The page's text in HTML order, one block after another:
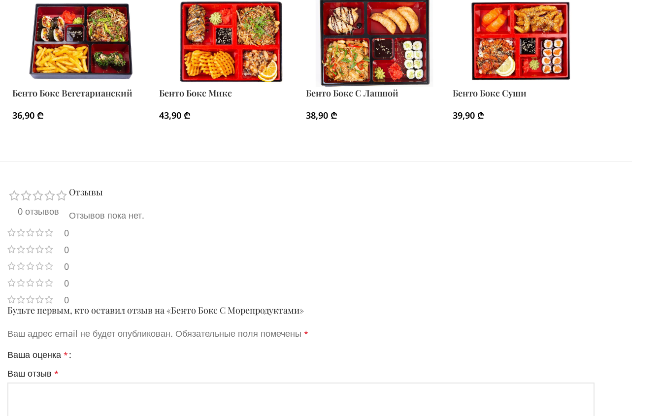
Бенто Бокс Вегетарианский
36,90 ₾
Бенто Бокс Микс
43,90 ₾
Бенто Бокс С Лапшой
38,90 ₾
Бенто Бокс Суши
39,90 ₾
0 отзывов
0
0
0
0
0
Отзывы
Отзывов пока нет.
Будьте первым, кто оставил отзыв на «Бенто Бокс С Морепродуктами»
Ваш адрес email не будет опубликован. Обязательные поля помечены *
Ваша оценка *
Ваш отзыв *